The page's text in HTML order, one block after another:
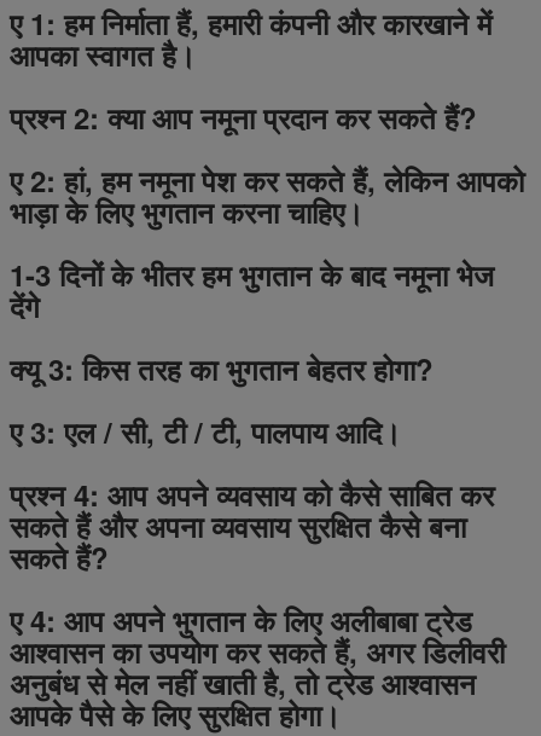
ए 1: हम निर्माता हैं, हमारी कंपनी और कारखाने में
आपका स्वागत है।
प्रश्न 2: क्या आप नमूना प्रदान कर सकते हैं?
ए 2: हां, हम नमूना पेश कर सकते हैं, लेकिन आपको
भाड़ा के लिए भुगतान करना चाहिए।
1-3 दिनों के भीतर हम भुगतान के बाद नमूना भेज
देंगे
क्यू 3: किस तरह का भुगतान बेहतर होगा?
ए 3: एल / सी, टी / टी, पालपाय आदि।
प्रश्न 4: आप अपने व्यवसाय को कैसे साबित कर
सकते हैं और अपना व्यवसाय सुरक्षित कैसे बना
सकते हैं?
ए 4: आप अपने भुगतान के लिए अलीबाबा ट्रेड
आश्वासन का उपयोग कर सकते हैं, अगर डिलीवरी
अनुबंध से मेल नहीं खाती है, तो ट्रेड आश्वासन
आपके पैसे के लिए सुरक्षित होगा।